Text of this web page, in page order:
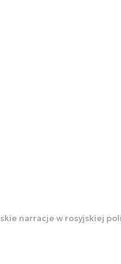
narracje w rosyjskiej